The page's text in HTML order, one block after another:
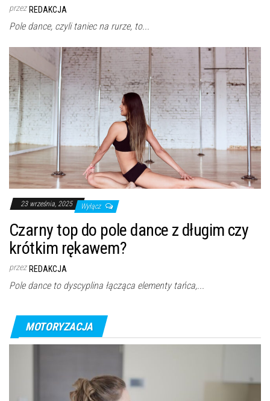
przez REDAKCJA
Pole dance, czyli taniec na rurze, to...
23 września, 2025 Wyłącz
Czarny top do pole dance z długim czy
krótkim rękawem?
przez REDAKCJA
Pole dance to dyscyplina łącząca elementy tańca,...
MOTORYZACJA